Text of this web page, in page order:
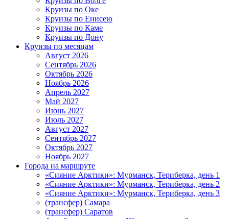
Круизы по Оке
Круизы по Енисею
Круизы по Каме
Круизы по Дону
Круизы по месяцам
Август 2026
Сентябрь 2026
Октябрь 2026
Ноябрь 2026
Апрель 2027
Май 2027
Июнь 2027
Июль 2027
Август 2027
Сентябрь 2027
Октябрь 2027
Ноябрь 2027
Города на маршруте
«Сияние Арктики»: Мурманск, Териберка, день 1
«Сияние Арктики»: Мурманск, Териберка, день 2
«Сияние Арктики»: Мурманск, Териберка, день 3
(трансфер) Самара
(трансфер) Саратов